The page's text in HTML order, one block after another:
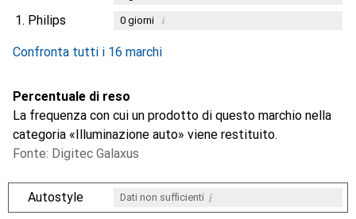
1. Philips 0giorni i
Confronta tutti i 16 marchi
Percentuale di reso
La frequenza con cui un prodotto di questo marchio nella
categoria «Illuminazione auto» viene restituito.
Fonte: Digitec Galaxus
Autostyle Dati non sufficienti i